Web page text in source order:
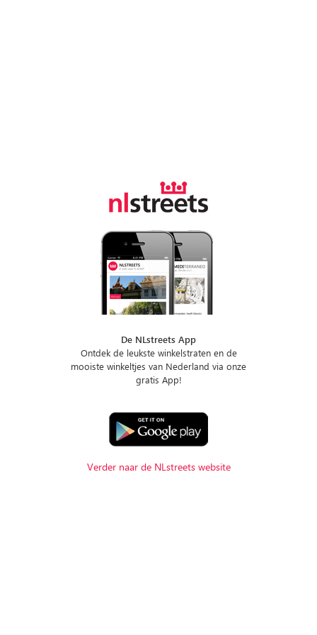
De NLstreets App
Ontdek de leukste winkelstraten en de
mooiste winkeltjes van Nederland via onze
gratis App!
Verder naar de NLstreets website